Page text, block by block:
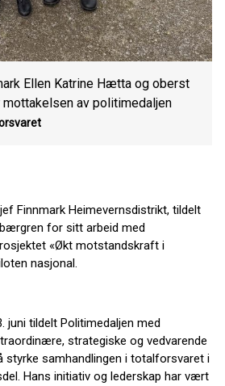
Ellen Katrine Hætta og oberst
mottakelsen av politimedaljen
Finnmark Heimevernsdistrikt, tildelt
for sitt arbeid med
«Økt motstandskraft i
nasjonal.
juni tildelt Politimedaljen med
strategiske og vedvarende
styrke samhandlingen i totalforsvaret i
Hans initiativ og lederskap har vært